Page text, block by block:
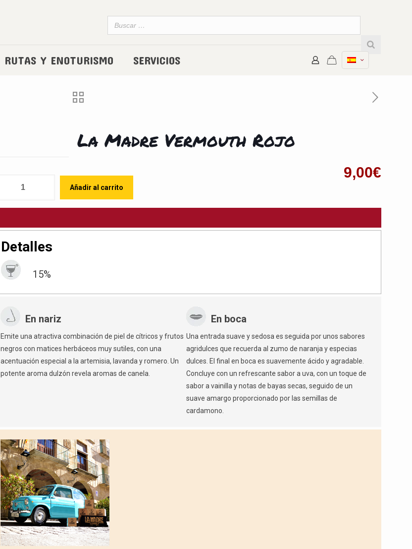
RUTAS Y ENOTURISMO SERVICIOS
La Madre Vermouth Rojo
9,00€
Añadir al carrito
Detalles
15%
En nariz
Emite una atractiva combinación de piel de cítricos y frutos
negros con matices herbáceos muy sutiles, con una
acentuación especial a la artemisia, lavanda y romero. Un
potente aroma dulzón revela aromas de canela.
En boca
Una entrada suave y sedosa es seguida por unos sabores
agridulces que recuerda al zumo de naranja y especias
dulces. El final en boca es suavemente ácido y agradable.
Concluye con un refrescante sabor a uva, con un toque de
sabor a vainilla y notas de bayas secas, seguido de un
suave amargo proporcionado por las semillas de
cardamono.